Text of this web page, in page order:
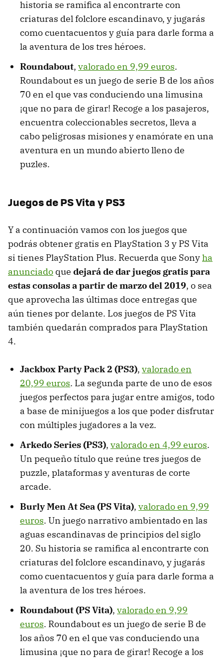
historia se ramifica al encontrarte con
criaturas del folclore escandinavo, y jugarás
como cuentacuentos y guía para darle forma a
la aventura de los tres héroes.
Roundabout, valorado en 9,99 euros.
Roundabout es un juego de serie B de los años
70 en el que vas conduciendo una limusina
¡que no para de girar! Recoge a los pasajeros,
encuentra coleccionables secretos, lleva a
cabo peligrosas misiones y enamórate en una
aventura en un mundo abierto lleno de
puzles.
Juegos de PS Vita y PS3
Y a continuación vamos con los juegos que
podrás obtener gratis en PlayStation 3 y PS Vita
si tienes PlayStation Plus. Recuerda que Sonyha
anunciado que dejará de dar juegos gratis para
estas consolas a partir de marzo del 2019, o sea
que aprovecha las últimas doce entregas que
aún tienes por delante. Los juegos de PS Vita
también quedarán comprados para PlayStation
4.
Jackbox Party Pack 2 (PS3), valorado en
20,99 euros. La segunda parte de uno de esos
juegos perfectos para jugar entre amigos, todo
a base de minijuegos a los que poder disfrutar
con múltiples jugadores a la vez.
Arkedo Series (PS3), valorado en 4,99 euros.
Un pequeño título que reúne tres juegos de
puzzle, plataformas y aventuras de corte
arcade.
Burly Men At Sea (PS Vita), valorado en 9,99
euros. Un juego narrativo ambientado en las
aguas escandinavas de principios del siglo
20. Su historia se ramifica al encontrarte con
criaturas del folclore escandinavo, y jugarás
como cuentacuentos y guía para darle forma a
la aventura de los tres héroes.
Roundabout (PS Vita), valorado en 9,99
euros. Roundabout es un juego de serie B de
los años 70 en el que vas conduciendo una
limusina ¡que no para de girar! Recoge a los